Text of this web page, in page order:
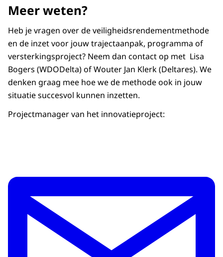
Meer weten?
Heb je vragen over de veiligheidsrendementmethode
en de inzet voor jouw trajectaanpak, programma of
versterkingsproject? Neem dan contact op met Lisa
Bogers (WDODelta) of Wouter Jan Klerk (Deltares). We
denken graag mee hoe we de methode ook in jouw
situatie succesvol kunnen inzetten.
Projectmanager van het innovatieproject: